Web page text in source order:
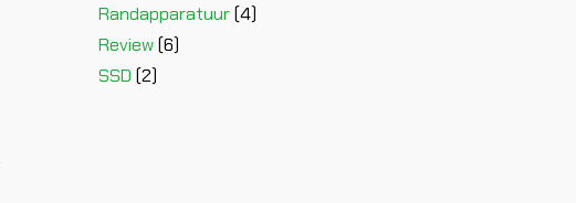
Randapparatuur(4)
Review(6)
SSD (2)